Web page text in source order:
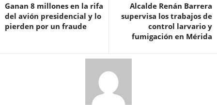
Ganan 8 millones en la rifa
del avión presidencial y lo
pierden por un fraude
Alcalde Renán Barrera
supervisa los trabajos de
control larvario y
fumigación en Mérida